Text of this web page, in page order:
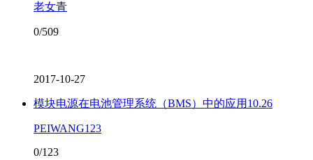
老女青
0/509
2017-10-27
模块电源在电池管理系统（BMS）中的应用10.26
PEIWANG123
0/123